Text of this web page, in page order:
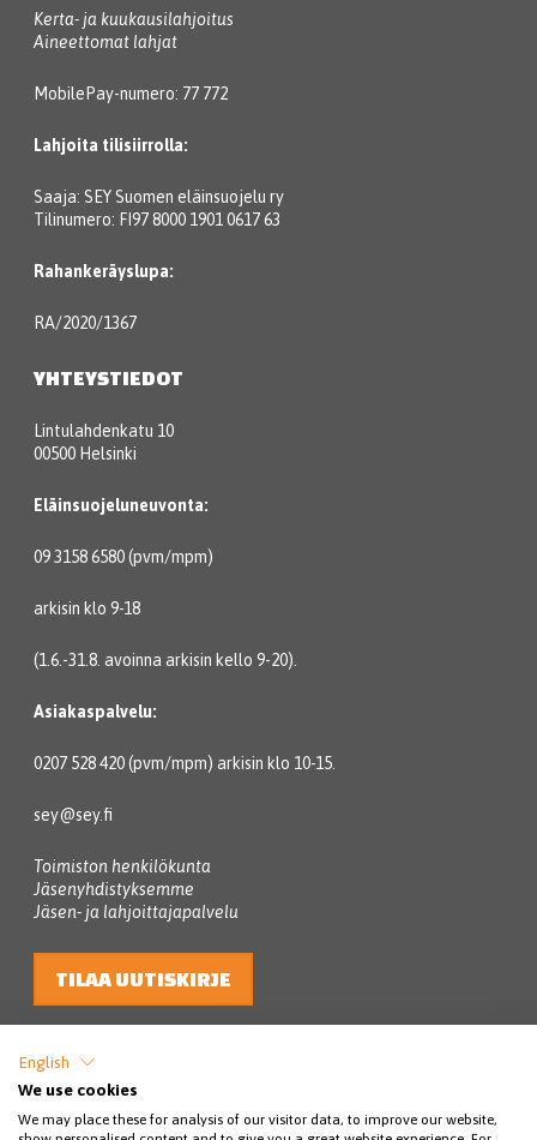
Kerta- ja kuukausilahjoitus
Aineettomat lahjat
MobilePay-numero: 77 772
Lahjoita tilisiirrolla:
Saaja: SEY Suomen eläinsuojelu ry
Tilinumero: FI97 8000 1901 0617 63
Rahankeräyslupa:
RA/2020/1367
YHTEYSTIEDOT
Lintulahdenkatu 10
00500 Helsinki
Eläinsuojeluneuvonta:
09 3158 6580 (pvm/mpm)
arkisin klo 9-18
(1.6.-31.8. avoinna arkisin kello 9-20).
Asiakaspalvelu:
0207 528 420 (pvm/mpm) arkisin klo 10-15.
sey@sey.fi
Toimiston henkilökunta
Jäsenyhdistyksemme
Jäsen- ja lahjoittajapalvelu
TILAA UUTISKIRJE
English
We use cookies
We may place these for analysis of our visitor data, to improve our website,